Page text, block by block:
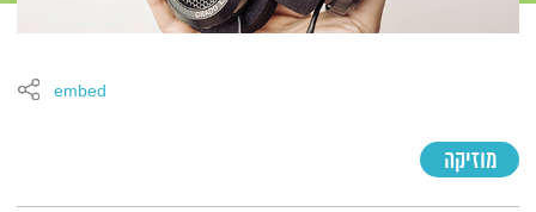
מוזיקה
embed